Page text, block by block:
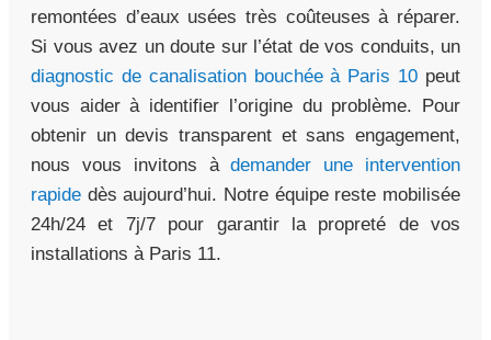
remontées d’eaux usées très coûteuses à réparer.
Si vous avez un doute sur l’état de vos conduits, un
diagnostic de canalisation bouchée à Paris 10 peut
vous aider à identifier l’origine du problème. Pour
obtenir un devis transparent et sans engagement,
nous vous invitons àdemander une intervention
rapide dès aujourd’hui. Notre équipe reste mobilisée
24h/24 et 7j/7 pour garantir la propreté de vos
installations à Paris 11.